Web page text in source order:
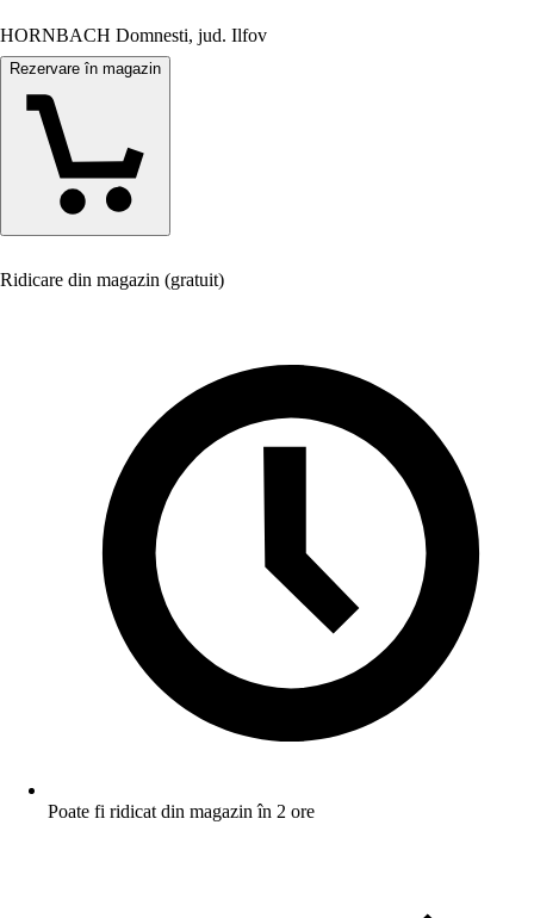
HORNBACH Domnesti, jud. Ilfov
Rezervare în magazin
Ridicare din magazin (gratuit)
Poate fi ridicat din magazin în 2 ore